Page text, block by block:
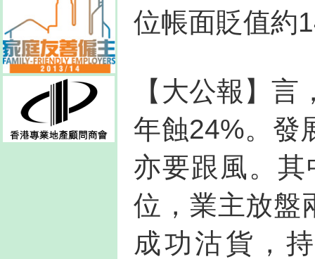
位帳面貶值約
【大公報】
年蝕24%。發
亦要跟風。其
位，業主放盤
成功沽貨，